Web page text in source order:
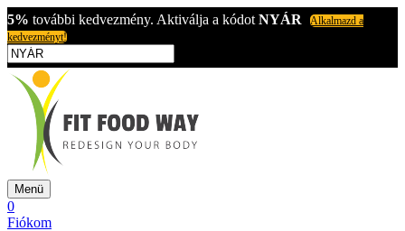
5% további kedvezmény. Aktiválja a kódot NYÁR
Alkalmazd a
kedvezményt!
Menü
0
Fiókom